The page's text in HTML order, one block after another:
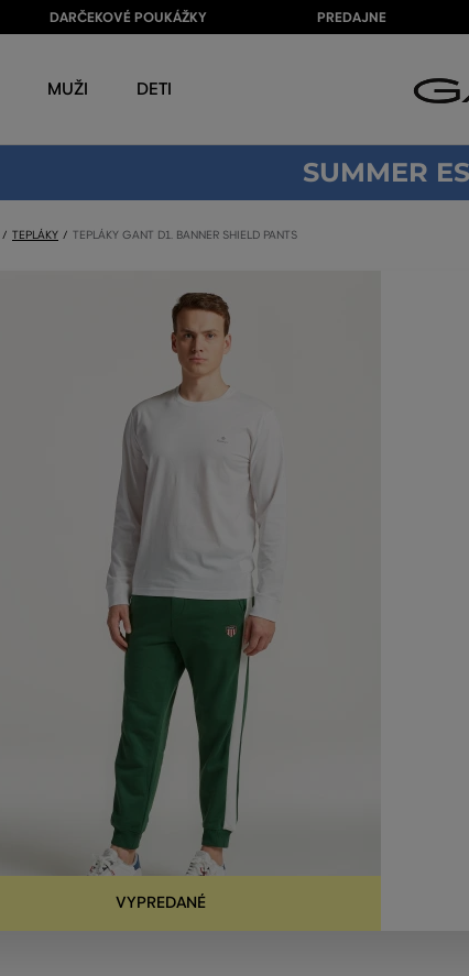
DARČEKOVÉ POUKÁŽKY PREDAJNE
MUŽI DETI
SUMMER
TEPLÁKY TEPLÁKY GANT D1. BANNER SHIELD PANTS
VYPREDANÉ